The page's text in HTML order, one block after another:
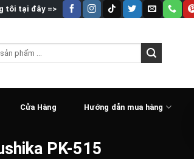
tôi tại đây =>
Cửa Hàng Hướng dẫn mua hàng
PK-515